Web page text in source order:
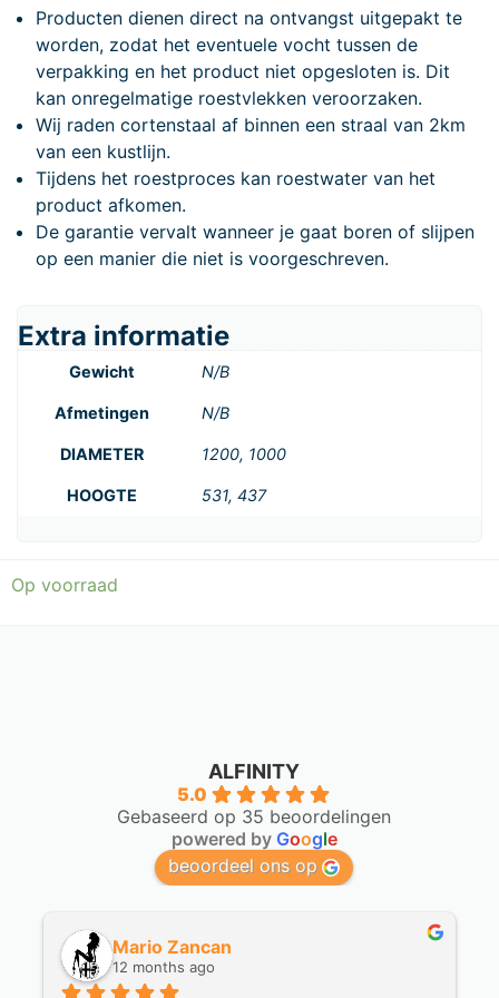
Producten dienen direct na ontvangst uitgepakt te
worden, zodat het eventuele vocht tussen de
verpakking en het product niet opgesloten is. Dit
kan onregelmatige roestvlekken veroorzaken.
Wij raden cortenstaal af binnen een straal van 2km
van een kustlijn.
Tijdens het roestproces kan roestwater van het
product afkomen.
De garantie vervalt wanneer je gaat boren of slijpen
op een manier die niet is voorgeschreven.
Extra informatie
Gewicht N/B
Afmetingen N/B
DIAMETER 1200, 1000
HOOGTE 531, 437
Op voorraad
ALFINITY
5.0
Gebaseerd op 35 beoordelingen
powered by Google
beoordeel ons op
Martin
a year ago